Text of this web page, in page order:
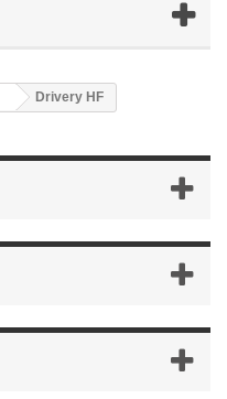
Drivery HF